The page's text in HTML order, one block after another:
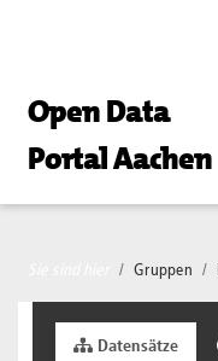
Open Data
Portal Aachen
Gruppen
Datensätze